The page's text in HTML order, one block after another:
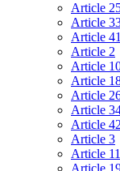
Article
Article
Article 41
Article 2
Article
Article
Article
Article
Article 42
Article 3
Article 11
Article